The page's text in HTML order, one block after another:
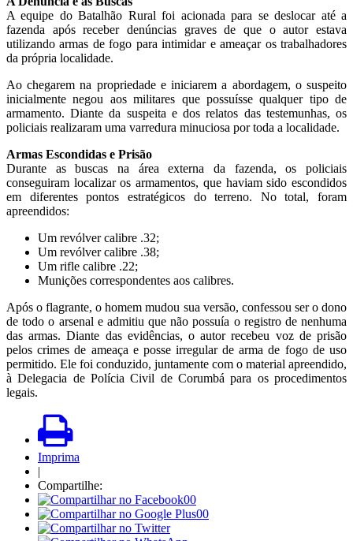
A equipe do Batalhão Rural foi acionada para se deslocar até a
fazenda após receber denúncias graves de que o autor estava
utilizando armas de fogo para intimidar e ameaçar os trabalhadores
da própria localidade.
Ao chegarem na propriedade e iniciarem a abordagem, o suspeito
inicialmente negou aos militares que possuísse qualquer tipo de
armamento. Diante da suspeita e dos relatos das testemunhas, os
policiais realizaram uma varredura minuciosa por toda a localidade.
Armas Escondidas e Prisão
Durante as buscas na área externa da fazenda, os policiais
conseguiram localizar os armamentos, que haviam sido escondidos
em diferentes pontos estratégicos do terreno. No total, foram
apreendidos:
Um revólver calibre .32;
Um revólver calibre .38;
Um rifle calibre .22;
Munições correspondentes aos calibres.
Após o flagrante, o homem mudou sua versão, confessou ser o dono
de todo o arsenal e admitiu que não possuía o registro de nenhuma
das armas. Diante das evidências, o autor recebeu voz de prisão
pelos crimes de ameaça e posse irregular de arma de fogo de uso
permitido. Ele foi conduzido, juntamente com o material apreendido,
à Delegacia de Polícia Civil de Corumbá para os procedimentos
legais.
Imprima
|
Compartilhe:
00
00